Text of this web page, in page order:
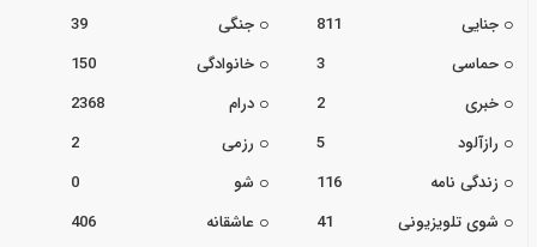
جنایی
811 جنگی
39
حماسی
3 خانوادگی
150
خبری
2 درام
2368
رازآلود
5 رزمی
2
زندگی نامه
116 شو
0
شوی تلویزیونی
41 عاشقانه
406